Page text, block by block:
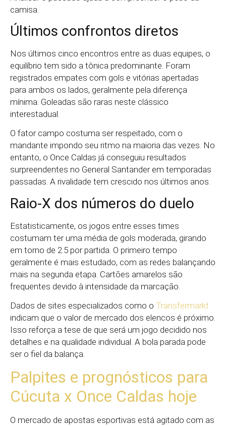
camisa.
Últimos confrontos diretos
Nos últimos cinco encontros entre as duas equipes, o
equilíbrio tem sido a tônica predominante. Foram
registrados empates com gols e vitórias apertadas
para ambos os lados, geralmente pela diferença
mínima. Goleadas são raras neste clássico
interestadual.
O fator campo costuma ser respeitado, com o
mandante impondo seu ritmo na maioria das vezes. No
entanto, o Once Caldas já conseguiu resultados
surpreendentes no General Santander em temporadas
passadas. A rivalidade tem crescido nos últimos anos.
Raio-X dos números do duelo
Estatisticamente, os jogos entre esses times
costumam ter uma média de gols moderada, girando
em torno de 2.5 por partida. O primeiro tempo
geralmente é mais estudado, com as redes balançando
mais na segunda etapa. Cartões amarelos são
frequentes devido à intensidade da marcação.
Dados de sites especializados como o Transfermarkt
indicam que o valor de mercado dos elencos é próximo.
Isso reforça a tese de que será um jogo decidido nos
detalhes e na qualidade individual. A bola parada pode
ser o fiel da balança.
Palpites e prognósticos para
Cúcuta x Once Caldas hoje
O mercado de apostas esportivas está agitado com as